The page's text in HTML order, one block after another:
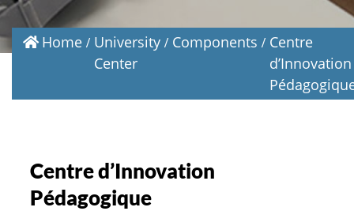
Home
University
Center
Components
Centre
d’Innovation
Centre d’Innovation
Pédagogique